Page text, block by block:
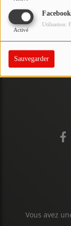
Facebook
Activé
Utilisation:
Sauvegarder
PARTICIPEZ
JEUX CONCOURS
RECRUTEMENT
VENEZ DANS LE
Vous avez